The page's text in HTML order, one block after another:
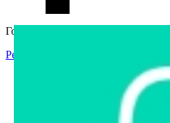
Гостевой доступ
Регистрация
Интернет-магазин
Интернет-витрина